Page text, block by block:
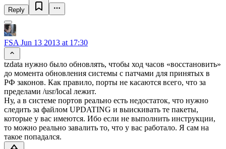
Reply
FSA Jun 13 2013 at 17:30
tzdata нужно было обновлять, чтобы ход часов «восстановить»
до момента обновления системы с патчами для принятых в
РФ законов. Как правило, порты не касаются всего, что за
пределами /usr/local лежит.
Ну, а в системе портов реально есть недостаток, что нужно
следить за файлом UPDATING и выискивать те пакеты,
которые у вас имеются. Ибо если не выполнить инструкции,
то можно реально завалить то, что у вас работало. Я сам на
такое попадался.